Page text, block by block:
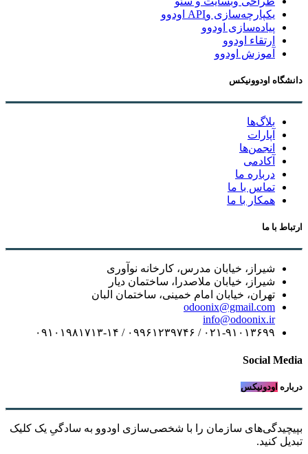
یکپارچه‌سازی وAPI اودوو
پیاده‌سازی اودوو
ارتقاء اودوو
آموزش اودوو
دانشگاه اودوونیکس
بلاگ‌ها
آپارات
انجمن‌ها
آکادمی
درباره ما
تماس با ما
همکار با ما
ارتباط با ما
شیراز، خیابان مدرس، کارخانه نوآوری
شیراز، خیابان ملاصدرا، ساختمان دیار
تهران، خیابان امام خمینی، ساختمان البان
odoonix@gmail.com
info@odoonix.ir
۰۲۱-۹۱۰۱۳۶۹۹ / ۰۹۹۶۱۲۳۹۷۴۶ / ۰۹۱۰۱۹۸۱۷۱۳-۱۴
Social Media
درباره اودونیکس
بپیچیدگی‌های سازمان را با شخصی‌سازی اودوو به سادگیِ یک کلیک
تبدیل کنید.